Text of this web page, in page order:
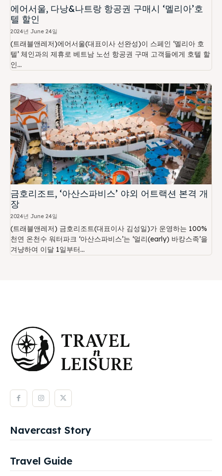
에어서울, 다낭&나트랑 항공권 구매시 ‘멜리아’호
텔 할인
2024년 June 24일
(트래블앤레저)에어서울(대표이사 선완성)이 스페인 ‘멜리아 호
텔’ 체인과의 제휴로 베트남 노선 항공권 구매 고객들에게 호텔 할
인...
금호리조트, ‘아산스파비스’ 야외 어트랙션 본격 개
장
2024년 June 24일
(트래블앤레저) 금호리조트(대표이사 김성일)가 운영하는 100%
천연 온천수 워터파크 ‘아산스파비스’는 ‘얼리(early) 바캉스족’을
겨냥하여 이달 1일부터...
Navercast Story
Travel Guide